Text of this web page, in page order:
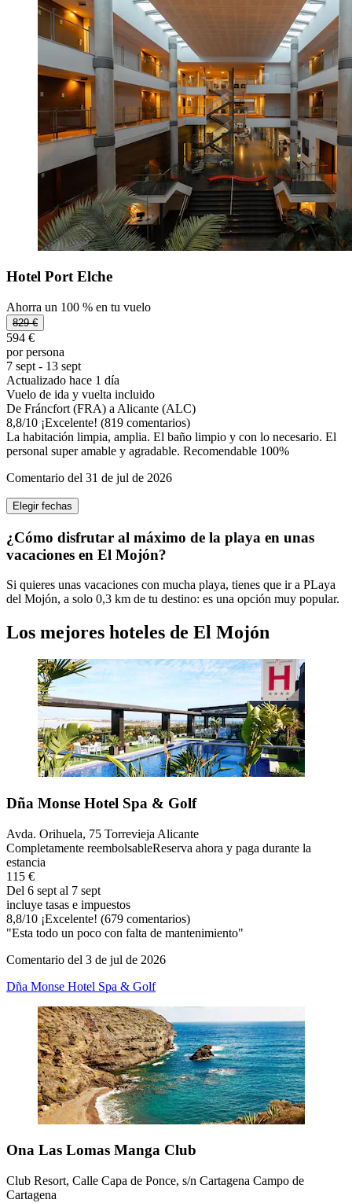
Hotel Port Elche
Ahorra un 100 % en tu vuelo
829 €
594 €
por persona
7 sept - 13 sept
Actualizado hace 1 día
Vuelo de ida y vuelta incluido
De Fráncfort (FRA) a Alicante (ALC)
8,8/10 ¡Excelente! (819 comentarios)
La habitación limpia, amplia. El baño limpio y con lo necesario. El
personal super amable y agradable. Recomendable 100%
Comentario del 31 de jul de 2026
Elegir fechas
¿Cómo disfrutar al máximo de la playa en unas
vacaciones en El Mojón?
Si quieres unas vacaciones con mucha playa, tienes que ir a PLaya
del Mojón, a solo 0,3 km de tu destino: es una opción muy popular.
Los mejores hoteles de El Mojón
Dña Monse Hotel Spa & Golf
Avda. Orihuela, 75 Torrevieja Alicante
Completamente reembolsableReserva ahora y paga durante la
estancia
115 €
Del 6 sept al 7 sept
incluye tasas e impuestos
8,8/10 ¡Excelente! (679 comentarios)
"Esta todo un poco con falta de mantenimiento"
Comentario del 3 de jul de 2026
Dña Monse Hotel Spa & Golf
Ona Las Lomas Manga Club
Club Resort, Calle Capa de Ponce, s/n Cartagena Campo de
Cartagena